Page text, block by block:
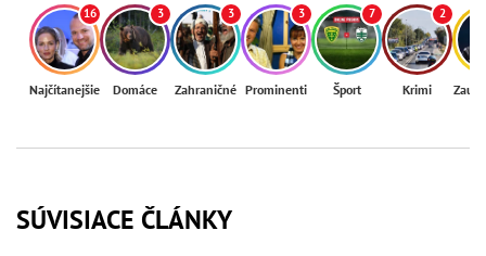
16
Najčítanejšie
3
Domáce
3
Zahraničné
3
Prominenti
7
Šport
2
Krimi
SÚVISIACE ČLÁNKY